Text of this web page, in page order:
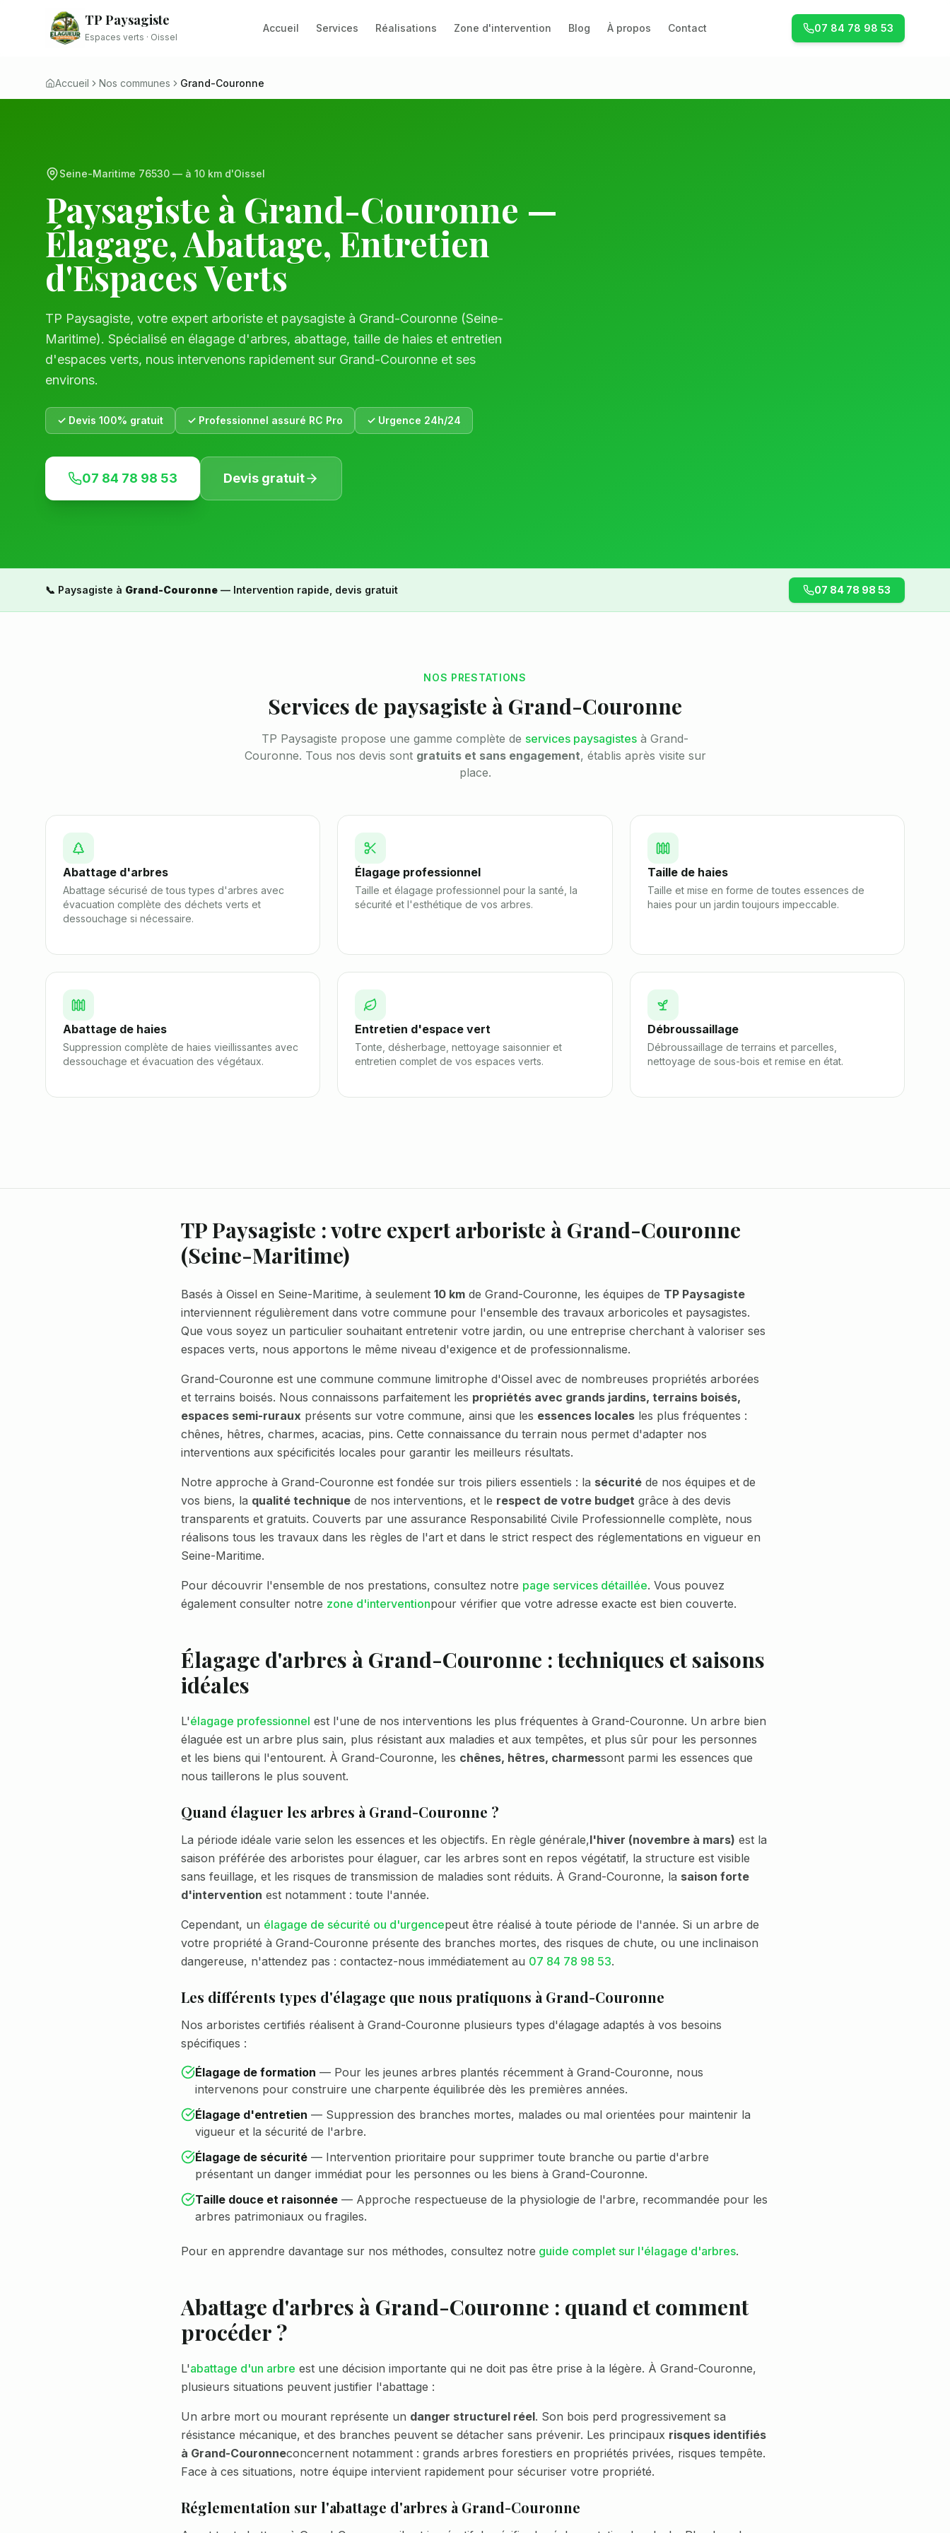
TP Paysagiste
Espaces verts · Oissel
Accueil Services Réalisations Zone d'intervention Blog À propos Contact 07 84 78 98 53
Accueil Nos communes Grand-Couronne
Seine-Maritime 76530 — à 10 km d'Oissel
Paysagiste à Grand-Couronne —
Élagage, Abattage, Entretien
d'Espaces Verts
TP Paysagiste, votre expert arboriste et paysagiste à Grand-Couronne (Seine-
Maritime). Spécialisé en élagage d'arbres, abattage, taille de haies et entretien
d'espaces verts, nous intervenons rapidement sur Grand-Couronne et ses
environs.
✓ Devis 100% gratuit ✓ Professionnel assuré RC Pro ✓ Urgence 24h/24
07 84 78 98 53 Devis gratuit
📞 Paysagiste à Grand-Couronne — Intervention rapide, devis gratuit 07 84 78 98 53
NOS PRESTATIONS
Services de paysagiste à Grand-Couronne
TP Paysagiste propose une gamme complète de services paysagistes à Grand-
Couronne. Tous nos devis sont gratuits et sans engagement, établis après visite sur
place.
Abattage d'arbres
Abattage sécurisé de tous types d'arbres avec
évacuation complète des déchets verts et
dessouchage si nécessaire.
Élagage professionnel
Taille et élagage professionnel pour la santé, la
sécurité et l'esthétique de vos arbres.
Taille de haies
Taille et mise en forme de toutes essences de
haies pour un jardin toujours impeccable.
Abattage de haies
Suppression complète de haies vieillissantes avec
dessouchage et évacuation des végétaux.
Entretien d'espace vert
Tonte, désherbage, nettoyage saisonnier et
entretien complet de vos espaces verts.
Débroussaillage
Débroussaillage de terrains et parcelles,
nettoyage de sous-bois et remise en état.
TP Paysagiste : votre expert arboriste à Grand-Couronne
(Seine-Maritime)
Basés à Oissel en Seine-Maritime, à seulement 10 km de Grand-Couronne, les équipes de TP Paysagiste
interviennent régulièrement dans votre commune pour l'ensemble des travaux arboricoles et paysagistes.
Que vous soyez un particulier souhaitant entretenir votre jardin, ou une entreprise cherchant à valoriser ses
espaces verts, nous apportons le même niveau d'exigence et de professionnalisme.
Grand-Couronne est une commune commune limitrophe d'Oissel avec de nombreuses propriétés arborées
et terrains boisés. Nous connaissons parfaitement les propriétés avec grands jardins, terrains boisés,
espaces semi-ruraux présents sur votre commune, ainsi que les essences locales les plus fréquentes :
chênes, hêtres, charmes, acacias, pins. Cette connaissance du terrain nous permet d'adapter nos
interventions aux spécificités locales pour garantir les meilleurs résultats.
Notre approche à Grand-Couronne est fondée sur trois piliers essentiels : la sécurité de nos équipes et de
vos biens, la qualité technique de nos interventions, et le respect de votre budget grâce à des devis
transparents et gratuits. Couverts par une assurance Responsabilité Civile Professionnelle complète, nous
réalisons tous les travaux dans les règles de l'art et dans le strict respect des réglementations en vigueur en
Seine-Maritime.
Pour découvrir l'ensemble de nos prestations, consultez notre page services détaillée. Vous pouvez
également consulter notre zone d'interventionpour vérifier que votre adresse exacte est bien couverte.
Élagage d'arbres à Grand-Couronne : techniques et saisons
idéales
L'élagage professionnel est l'une de nos interventions les plus fréquentes à Grand-Couronne. Un arbre bien
élaguée est un arbre plus sain, plus résistant aux maladies et aux tempêtes, et plus sûr pour les personnes
et les biens qui l'entourent. À Grand-Couronne, les chênes, hêtres, charmessont parmi les essences que
nous taillerons le plus souvent.
Quand élaguer les arbres à Grand-Couronne ?
La période idéale varie selon les essences et les objectifs. En règle générale,l'hiver (novembre à mars) est la
saison préférée des arboristes pour élaguer, car les arbres sont en repos végétatif, la structure est visible
sans feuillage, et les risques de transmission de maladies sont réduits. À Grand-Couronne, la saison forte
d'intervention est notamment : toute l'année.
Cependant, un élagage de sécurité ou d'urgencepeut être réalisé à toute période de l'année. Si un arbre de
votre propriété à Grand-Couronne présente des branches mortes, des risques de chute, ou une inclinaison
dangereuse, n'attendez pas : contactez-nous immédiatement au 07 84 78 98 53.
Les différents types d'élagage que nous pratiquons à Grand-Couronne
Nos arboristes certifiés réalisent à Grand-Couronne plusieurs types d'élagage adaptés à vos besoins
spécifiques :
Élagage de formation — Pour les jeunes arbres plantés récemment à Grand-Couronne, nous
intervenons pour construire une charpente équilibrée dès les premières années.
Élagage d'entretien — Suppression des branches mortes, malades ou mal orientées pour maintenir la
vigueur et la sécurité de l'arbre.
Élagage de sécurité — Intervention prioritaire pour supprimer toute branche ou partie d'arbre
présentant un danger immédiat pour les personnes ou les biens à Grand-Couronne.
Taille douce et raisonnée — Approche respectueuse de la physiologie de l'arbre, recommandée pour les
arbres patrimoniaux ou fragiles.
Pour en apprendre davantage sur nos méthodes, consultez notre guide complet sur l'élagage d'arbres.
Abattage d'arbres à Grand-Couronne : quand et comment
procéder ?
L'abattage d'un arbre est une décision importante qui ne doit pas être prise à la légère. À Grand-Couronne,
plusieurs situations peuvent justifier l'abattage :
Un arbre mort ou mourant représente un danger structurel réel. Son bois perd progressivement sa
résistance mécanique, et des branches peuvent se détacher sans prévenir. Les principaux risques identifiés
à Grand-Couronneconcernent notamment : grands arbres forestiers en propriétés privées, risques tempête.
Face à ces situations, notre équipe intervient rapidement pour sécuriser votre propriété.
Réglementation sur l'abattage d'arbres à Grand-Couronne